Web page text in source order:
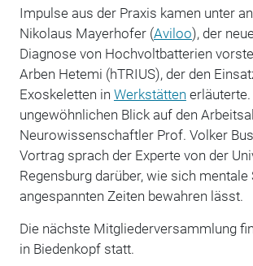
Impulse aus der Praxis kamen unter
Nikolaus Mayerhofer (Aviloo), der
Diagnose von Hochvoltbatterien
Arben Hetemi (hTRIUS), der den
Exoskeletten in Werkstätten erläuterte.
ungewöhnlichen Blick auf den
Neurowissenschaftler Prof. Volker
Vortrag sprach der Experte von der
Regensburg darüber, wie sich mentale
angespannten Zeiten bewahren lässt.
Die nächste Mitgliederversammlung
in Biedenkopf statt.